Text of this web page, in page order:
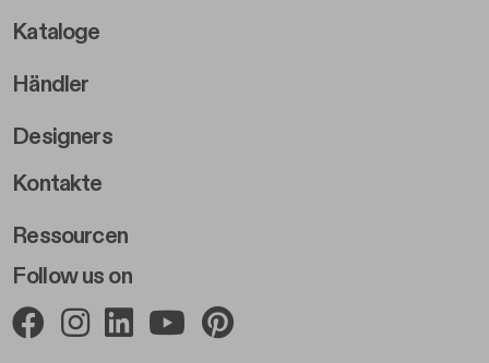
Follow us on
Kataloge
Händler
Designers
Footer Right 2
Kontakte
Ressourcen